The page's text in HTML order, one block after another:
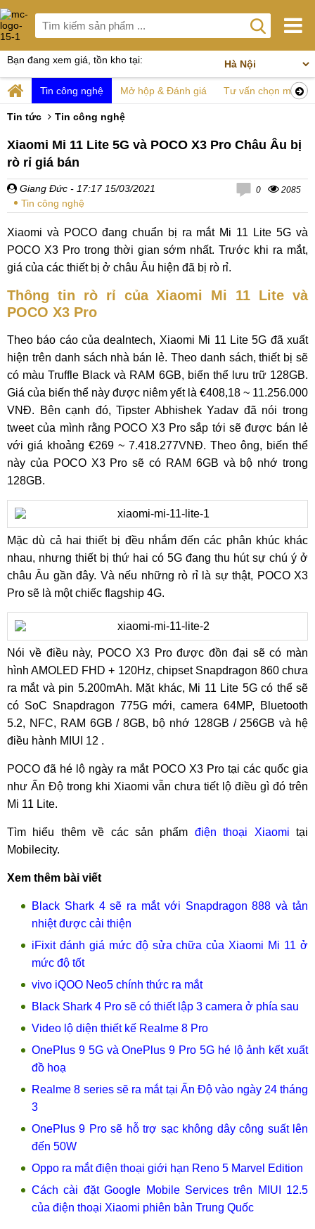
Bạn đang xem giá, tồn kho tại:
Tin công nghệ Mở hộp & Đánh giá Tư vấn chọn mua
Tin tức Tin công nghệ
Xiaomi Mi 11 Lite 5G và POCO X3 Pro Châu Âu bị
rò rỉ giá bán
Giang Đức - 17:17 15/03/2021
Tin công nghệ
0 2085
Xiaomi và POCO đang chuẩn bị ra mắt Mi 11 Lite 5G và
POCO X3 Pro trong thời gian sớm nhất. Trước khi ra mắt,
giá của các thiết bị ở châu Âu hiện đã bị rò rỉ.
Thông tin rò rỉ của Xiaomi Mi 11 Lite và
POCO X3 Pro
Theo báo cáo của dealntech, Xiaomi Mi 11 Lite 5G đã xuất
hiện trên danh sách nhà bán lẻ. Theo danh sách, thiết bị sẽ
có màu Truffle Black và RAM 6GB, biến thể lưu trữ 128GB.
Giá của biến thể này được niêm yết là €408,18 ~ 11.256.000
VNĐ. Bên cạnh đó, Tipster Abhishek Yadav đã nói trong
tweet của mình rằng POCO X3 Pro sắp tới sẽ được bán lẻ
với giá khoảng €269 ~ 7.418.277VNĐ. Theo ông, biến thể
này của POCO X3 Pro sẽ có RAM 6GB và bộ nhớ trong
128GB.
Mặc dù cả hai thiết bị đều nhắm đến các phân khúc khác
nhau, nhưng thiết bị thứ hai có 5G đang thu hút sự chú ý ở
châu Âu gần đây. Và nếu những rò rỉ là sự thật, POCO X3
Pro sẽ là một chiếc flagship 4G.
Nói về điều này, POCO X3 Pro được đồn đại sẽ có màn
hình AMOLED FHD + 120Hz, chipset Snapdragon 860 chưa
ra mắt và pin 5.200mAh. Mặt khác, Mi 11 Lite 5G có thể sẽ
có SoC Snapdragon 775G mới, camera 64MP, Bluetooth
5.2, NFC, RAM 6GB / 8GB, bộ nhớ 128GB / 256GB và hệ
điều hành MIUI 12 .
POCO đã hé lộ ngày ra mắt POCO X3 Pro tại các quốc gia
như Ấn Độ trong khi Xiaomi vẫn chưa tiết lộ điều gì đó trên
Mi 11 Lite.
Tìm hiểu thêm về các sản phẩm điện thoại Xiaomi tại
Mobilecity.
Xem thêm bài viết
Black Shark 4 sẽ ra mắt với Snapdragon 888 và tản
nhiệt được cải thiện
iFixit đánh giá mức độ sửa chữa của Xiaomi Mi 11 ở
mức độ tốt
vivo iQOO Neo5 chính thức ra mắt
Black Shark 4 Pro sẽ có thiết lập 3 camera ở phía sau
Video lộ diện thiết kế Realme 8 Pro
OnePlus 9 5G và OnePlus 9 Pro 5G hé lộ ảnh kết xuất
đồ hoạ
Realme 8 series sẽ ra mắt tại Ấn Độ vào ngày 24 tháng
3
OnePlus 9 Pro sẽ hỗ trợ sạc không dây công suất lên
đến 50W
Oppo ra mắt điện thoại giới hạn Reno 5 Marvel Edition
Cách cài đặt Google Mobile Services trên MIUI 12.5
của điện thoại Xiaomi phiên bản Trung Quốc